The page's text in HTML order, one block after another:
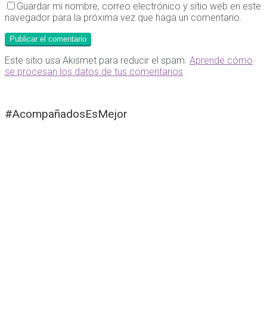
Guardar mi nombre, correo electrónico y sitio web en este
navegador para la próxima vez que haga un comentario.
Este sitio usa Akismet para reducir el spam. Aprende cómo
se procesan los datos de tus comentarios
#AcompañadosEsMejor